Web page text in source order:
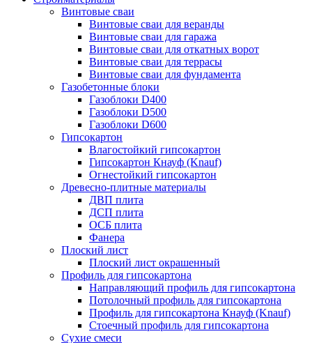
Винтовые сваи
Винтовые сваи для веранды
Винтовые сваи для гаража
Винтовые сваи для откатных ворот
Винтовые сваи для террасы
Винтовые сваи для фундамента
Газобетонные блоки
Газоблоки D400
Газоблоки D500
Газоблоки D600
Гипсокартон
Влагостойкий гипсокартон
Гипсокартон Кнауф (Knauf)
Огнестойкий гипсокартон
Древесно-плитные материалы
ДВП плита
ДСП плита
ОСБ плита
Фанера
Плоский лист
Плоский лист окрашенный
Профиль для гипсокартона
Направляющий профиль для гипсокартона
Потолочный профиль для гипсокартона
Профиль для гипсокартона Кнауф (Knauf)
Стоечный профиль для гипсокартона
Сухие смеси